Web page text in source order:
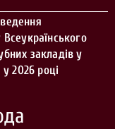
Всеукраїнського
закладів у
у 2026 році